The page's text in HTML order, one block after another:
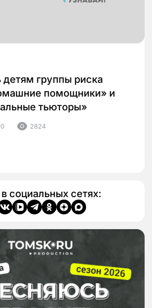
группы риска
помощники» и
тьюторы»
2824
социальных сетях: